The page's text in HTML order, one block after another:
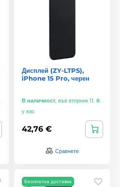
Дисплей (ZY-LTPS),
iPhone 15 Pro, черен
В наличност, във вторник 11. 8.
у вас
42,76 €
Сравнете
Безплатна доставка